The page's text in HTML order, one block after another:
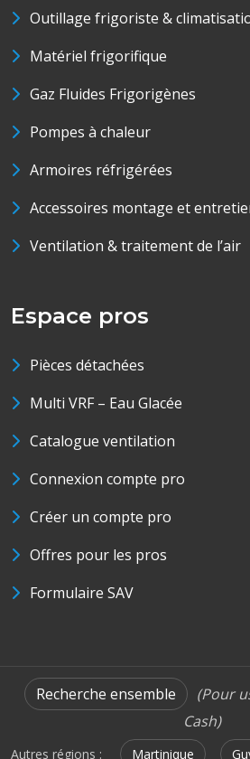
Outillage frigoriste &
Matériel frigorifique
Gaz Fluides Frigorigènes
Pompes à chaleur
Armoires réfrigérées
Accessoires montage et
Ventilation & traitement de l’air
Espace pros
Pièces détachées
Multi VRF – Eau Glacée
Catalogue ventilation
Connexion compte pro
Créer un compte pro
Offres pour les pros
Formulaire SAV
Recherche ensemble
(Pour
Cash)
Autres régions : Martinique